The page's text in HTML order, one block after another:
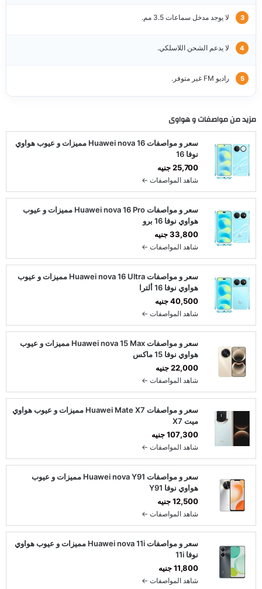
لا يوجد مدخل سماعات 3.5 مم.
لا يدعم الشحن اللاسلكي.
راديو FM غير متوفر.
مزيد من مواصفات وهواوى
سعر و مواصفات Huawei nova 16 مميزات و عيوب هواوي
نوفا 16
25,700 جنيه
شاهد المواصفات ←
سعر و مواصفات Huawei nova 16 Pro مميزات و عيوب
هواوي نوفا 16 برو
33,800 جنيه
شاهد المواصفات ←
سعر و مواصفات Huawei nova 16 Ultra مميزات و عيوب
هواوي نوفا 16 ألترا
40,500 جنيه
شاهد المواصفات ←
سعر و مواصفات Huawei nova 15 Max مميزات و عيوب
هواوي نوفا 15 ماكس
22,000 جنيه
شاهد المواصفات ←
سعر و مواصفات Huawei Mate X7 مميزات و عيوب هواوي
ميت X7
107,300 جنيه
شاهد المواصفات ←
سعر و مواصفات Huawei nova Y91 مميزات و عيوب
هواوي نوفا Y91
12,500 جنيه
شاهد المواصفات ←
سعر و مواصفات Huawei nova 11i مميزات و عيوب هواوي
نوفا 11i
11,800 جنيه
شاهد المواصفات ←